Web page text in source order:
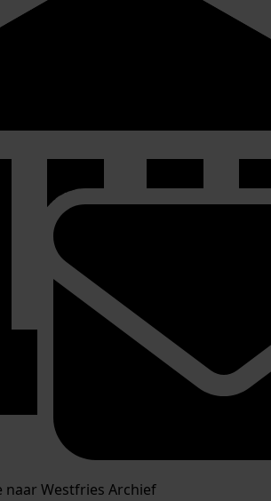
naar Westfries Archief